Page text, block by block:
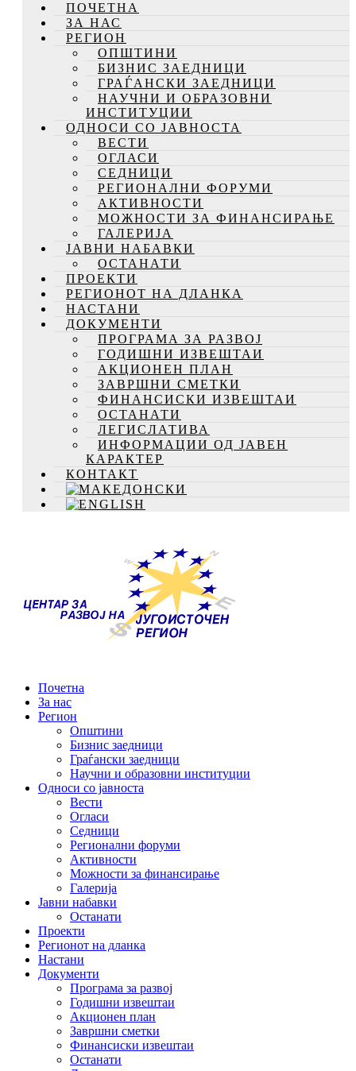
ПОЧЕТНА
ЗА НАС
РЕГИОН
ОПШТИНИ
БИЗНИС ЗАЕДНИЦИ
ГРАЃАНСКИ ЗАЕДНИЦИ
НАУЧНИ И ОБРАЗОВНИ
ИНСТИТУЦИИ
ОДНОСИ СО ЈАВНОСТА
ВЕСТИ
ОГЛАСИ
СЕДНИЦИ
РЕГИОНАЛНИ ФОРУМИ
АКТИВНОСТИ
МОЖНОСТИ ЗА ФИНАНСИРАЊЕ
ГАЛЕРИЈА
ЈАВНИ НАБАВКИ
ОСТАНАТИ
ПРОЕКТИ
РЕГИОНОТ НА ДЛАНКА
НАСТАНИ
ДОКУМЕНТИ
ПРОГРАМА ЗА РАЗВОЈ
ГОДИШНИ ИЗВЕШТАИ
АКЦИОНЕН ПЛАН
ЗАВРШНИ СМЕТКИ
ФИНАНСИСКИ ИЗВЕШТАИ
ОСТАНАТИ
ЛЕГИСЛАТИВА
ИНФОРМАЦИИ ОД ЈАВЕН
КАРАКТЕР
КОНТАКТ
Почетна
За нас
Регион
Општини
Бизнис заедници
Граѓански заедници
Научни и образовни институции
Односи со јавноста
Вести
Огласи
Седници
Регионални форуми
Активности
Можности за финансирање
Галерија
Јавни набавки
Останати
Проекти
Регионот на дланка
Настани
Документи
Програма за развој
Годишни извештаи
Акционен план
Завршни сметки
Финансиски извештаи
Останати